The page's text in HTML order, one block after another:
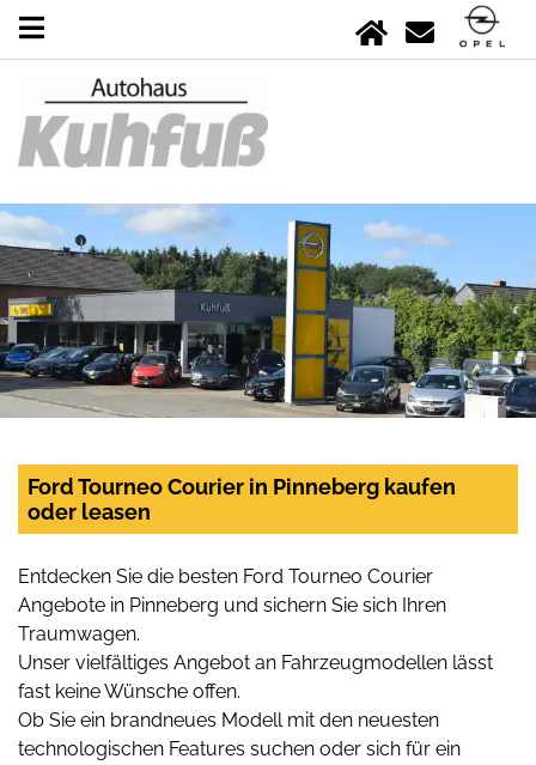
Ford Tourneo Courier in Pinneberg kaufen
oder leasen
Entdecken Sie die besten Ford Tourneo Courier
Angebote in Pinneberg und sichern Sie sich Ihren
Traumwagen.
Unser vielfältiges Angebot an Fahrzeugmodellen lässt
fast keine Wünsche offen.
Ob Sie ein brandneues Modell mit den neuesten
technologischen Features suchen oder sich für ein